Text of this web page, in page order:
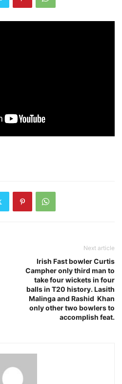
Next article
Irish Fast bowler Curtis
Campher only third man to
take four wickets in four
balls in T20 history. Lasith
Malinga and Rashid Khan
only other two bowlers to
accomplish feat.